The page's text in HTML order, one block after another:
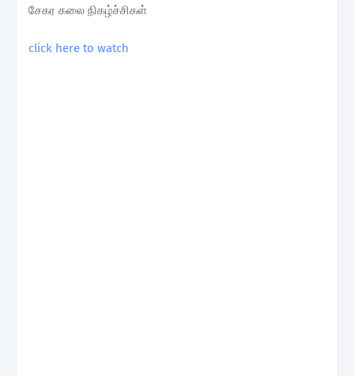
சேகர கலை நிகழ்ச்சிகள்
click here to watch